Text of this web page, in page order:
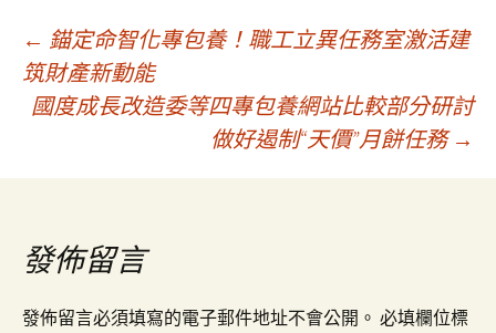
文
章
導
覽
← 錨定命智化專包養！職工立異任務室激活建
筑財產新動能
國度成長改造委等四專包養網站比較部分研討
做好遏制“天價”月餅任務 →
發佈留言
發佈留言必須填寫的電子郵件地址不會公開。 必填欄位標